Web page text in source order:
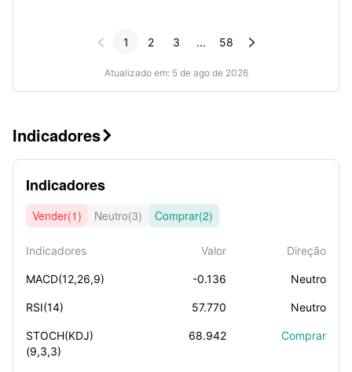
 1 2 3 ... 58 
Atualizado em: 5 de ago de 2026
Indicadores
Indicadores
Vender(1) Neutro(3) Comprar(2)
Indicadores Valor Direção
MACD(12,26,9) -0.136 Neutro
RSI(14) 57.770 Neutro
STOCH(KDJ)
(9,3,3)
68.942 Comprar